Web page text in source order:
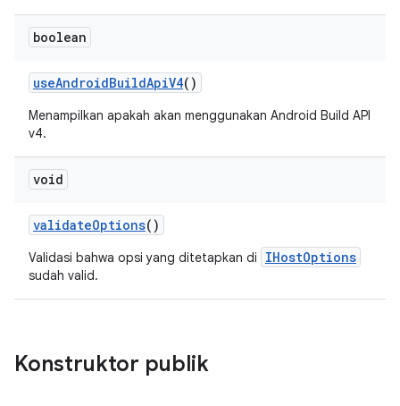
boolean
useAndroidBuildApiV4()
Menampilkan apakah akan menggunakan Android Build API
v4.
void
validateOptions()
Validasi bahwa opsi yang ditetapkan di IHostOptions
sudah valid.
Konstruktor publik